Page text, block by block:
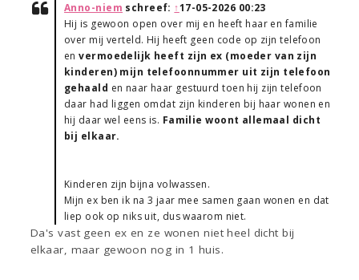
Anno-niem schreef: ↑17-05-2026 00:23
Hij is gewoon open over mij en heeft haar en familie
over mij verteld. Hij heeft geen code op zijn telefoon
envermoedelijk heeft zijn ex (moeder van zijn
kinderen) mijn telefoonnummer uit zijn telefoon
gehaald en naar haar gestuurd toen hij zijn telefoon
daar had liggen omdat zijn kinderen bij haar wonen en
hij daar wel eens is. Familie woont allemaal dicht
bij elkaar.
Kinderen zijn bijna volwassen.
Mijn ex ben ik na 3 jaar mee samen gaan wonen en dat
liep ook op niks uit, dus waarom niet.
Da's vast geen ex en ze wonen niet heel dicht bij
elkaar, maar gewoon nog in 1 huis.